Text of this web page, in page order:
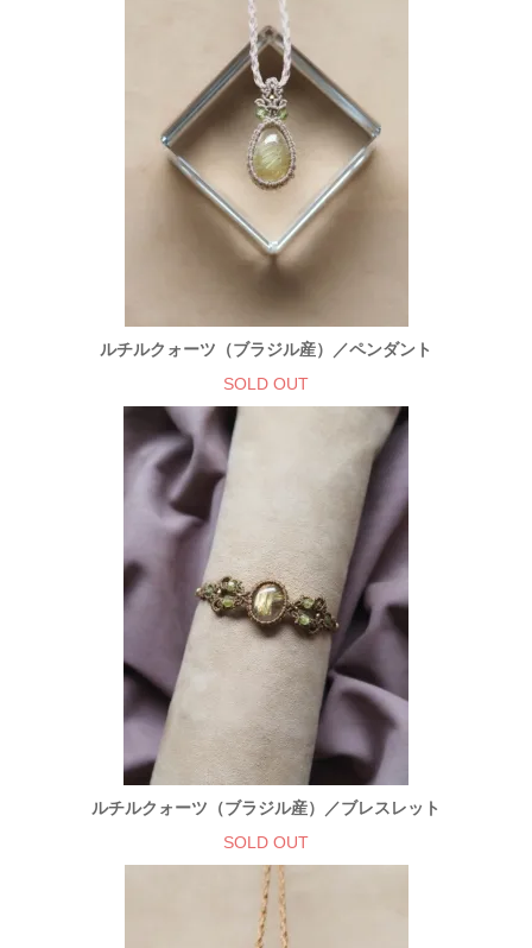
ルチルクォーツ（ブラジル産）／ペンダント
SOLD OUT
ルチルクォーツ（ブラジル産）／ブレスレット
SOLD OUT